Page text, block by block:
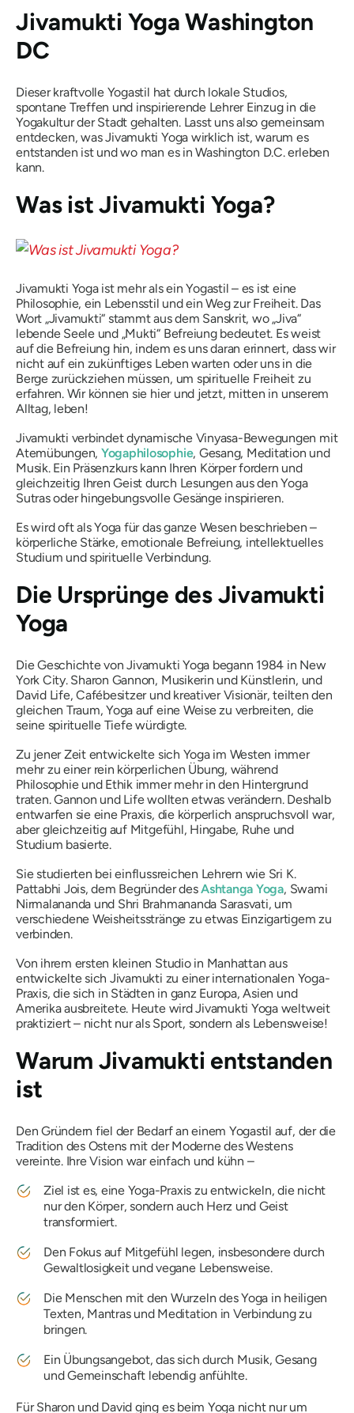
Jivamukti Yoga Washington
DC
Dieser kraftvolle Yogastil hat durch lokale Studios,
spontane Treffen und inspirierende Lehrer Einzug in die
Yogakultur der Stadt gehalten. Lasst uns also gemeinsam
entdecken, was Jivamukti Yoga wirklich ist, warum es
entstanden ist und wo man es in Washington D.C. erleben
kann.
Was ist Jivamukti Yoga?
Jivamukti Yoga ist mehr als ein Yogastil – es ist eine
Philosophie, ein Lebensstil und ein Weg zur Freiheit. Das
Wort „Jivamukti“ stammt aus dem Sanskrit, wo „Jiva“
lebende Seele und „Mukti“ Befreiung bedeutet. Es weist
auf die Befreiung hin, indem es uns daran erinnert, dass wir
nicht auf ein zukünftiges Leben warten oder uns in die
Berge zurückziehen müssen, um spirituelle Freiheit zu
erfahren. Wir können sie hier und jetzt, mitten in unserem
Alltag, leben!
Jivamukti verbindet dynamische Vinyasa-Bewegungen mit
Atemübungen, Yogaphilosophie, Gesang, Meditation und
Musik. Ein Präsenzkurs kann Ihren Körper fordern und
gleichzeitig Ihren Geist durch Lesungen aus denYoga
Sutrasoder hingebungsvolle Gesänge inspirieren.
Es wird oft als Yoga für das ganze Wesen beschrieben –
körperliche Stärke, emotionale Befreiung, intellektuelles
Studium und spirituelle Verbindung.
Die Ursprünge des Jivamukti
Yoga
Die Geschichte von Jivamukti Yoga begann 1984 in New
York City. Sharon Gannon, Musikerin und Künstlerin, und
David Life, Cafébesitzer und kreativer Visionär, teilten den
gleichen Traum, Yoga auf eine Weise zu verbreiten, die
seine spirituelle Tiefe würdigte.
Zu jener Zeit entwickelte sich Yoga im Westen immer
mehr zu einer rein körperlichen Übung, während
Philosophie und Ethik immer mehr in den Hintergrund
traten. Gannon und Life wollten etwas verändern. Deshalb
entwarfen sie eine Praxis, die körperlich anspruchsvoll war,
aber gleichzeitig auf Mitgefühl, Hingabe, Ruhe und
Studium basierte.
Sie studierten bei einflussreichen Lehrern wie Sri K.
Pattabhi Jois, dem Begründer desAshtanga Yoga, Swami
Nirmalananda und Shri Brahmananda Sarasvati, um
verschiedene Weisheitsstränge zu etwas Einzigartigem zu
verbinden.
Von ihrem ersten kleinen Studio in Manhattan aus
entwickelte sich Jivamukti zu einer internationalen Yoga-
Praxis, die sich in Städten in ganz Europa, Asien und
Amerika ausbreitete. Heute wird Jivamukti Yoga weltweit
praktiziert – nicht nur als Sport, sondern als Lebensweise!
Warum Jivamukti entstanden
ist
Den Gründern fiel der Bedarf an einem Yogastil auf, der die
Tradition des Ostens mit der Moderne des Westens
vereinte. Ihre Vision war einfach und kühn –
Ziel ist es, eine Yoga-Praxis zu entwickeln, die nicht
nur den Körper, sondern auch Herz und Geist
transformiert.
Den Fokus auf Mitgefühl legen, insbesondere durch
Gewaltlosigkeit und vegane Lebensweise.
Die Menschen mit den Wurzeln des Yoga in heiligen
Texten, Mantras und Meditation in Verbindung zu
bringen.
Ein Übungsangebot, das sich durch Musik, Gesang
und Gemeinschaft lebendig anfühlte.
Für Sharon und David ging es beim Yoga nicht nur um